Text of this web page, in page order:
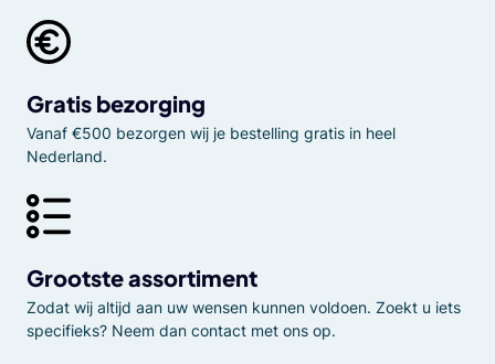
Gratis bezorging
Vanaf €500 bezorgen wij je bestelling gratis in heel
Nederland.
Grootste assortiment
Zodat wij altijd aan uw wensen kunnen voldoen. Zoekt u iets
specifieks? Neem dan contact met ons op.